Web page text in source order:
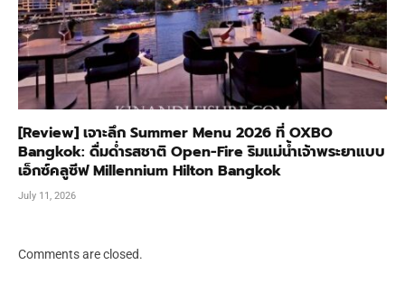
[Review] เจาะลึก Summer Menu 2026 ที่ OXBO
Bangkok: ดื่มด่ำรสชาติ Open-Fire ริมแม่น้ำเจ้าพระยาแบบ
เอ็กซ์คลูซีฟ Millennium Hilton Bangkok
July 11, 2026
Comments are closed.